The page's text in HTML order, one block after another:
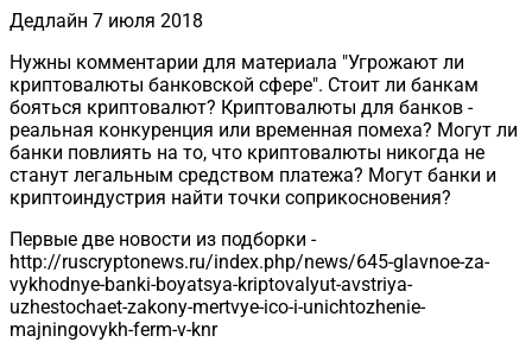
Дедлайн 7 июля 2018
Нужны комментарии для материала "Угрожают ли
криптовалюты банковской сфере". Стоит ли банкам
бояться криптовалют? Криптовалюты для банков -
реальная конкуренция или временная помеха? Могут ли
банки повлиять на то, что криптовалюты никогда не
станут легальным средством платежа? Могут банки и
криптоиндустрия найти точки соприкосновения?
Первые две новости из подборки -
http://ruscryptonews.ru/index.php/news/645-glavnoe-za-
vykhodnye-banki-boyatsya-kriptovalyut-avstriya-
uzhestochaet-zakony-mertvye-ico-i-unichtozhenie-
majningovykh-ferm-v-knr